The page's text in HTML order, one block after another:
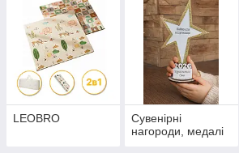
LEOBRO
Сувенірні
нагороди, медалі